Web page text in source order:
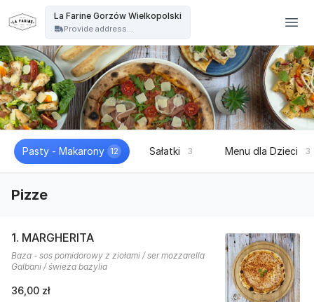
La Farine Gorzów Wielkopolski
Provide address...
Pasty - Makarony 12 Sałatki 3 Menu dla Dzieci 3
Pizze
1. MARGHERITA
Baza - sos pomidorowy z ziołami / ser mozzarella
Galbani / świeża bazylia
36,00 zł